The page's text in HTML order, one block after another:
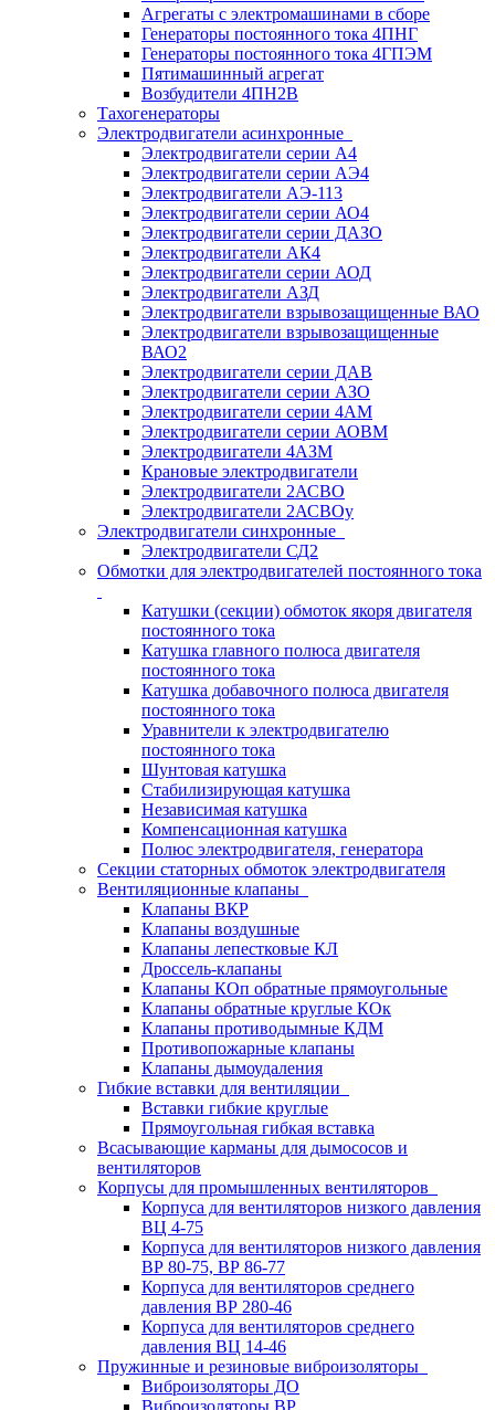
Агрегаты с электромашинами в сборе
Генераторы постоянного тока 4ПНГ
Генераторы постоянного тока 4ГПЭМ
Пятимашинный агрегат
Возбудители 4ПН2В
Тахогенераторы
Электродвигатели асинхронные
Электродвигатели серии А4
Электродвигатели серии АЭ4
Электродвигатели АЭ-113
Электродвигатели серии АО4
Электродвигатели серии ДАЗО
Электродвигатели АК4
Электродвигатели серии АОД
Электродвигатели АЗД
Электродвигатели взрывозащищенные ВАО
Электродвигатели взрывозащищенные
ВАО2
Электродвигатели серии ДАВ
Электродвигатели серии АЗО
Электродвигатели серии 4АМ
Электродвигатели серии АОВМ
Электродвигатели 4АЗМ
Крановые электродвигатели
Электродвигатели 2АСВО
Электродвигатели 2АСВОу
Электродвигатели синхронные
Электродвигатели СД2
Обмотки для электродвигателей постоянного тока
Катушки (секции) обмоток якоря двигателя
постоянного тока
Катушка главного полюса двигателя
постоянного тока
Катушка добавочного полюса двигателя
постоянного тока
Уравнители к электродвигателю
постоянного тока
Шунтовая катушка
Стабилизирующая катушка
Независимая катушка
Компенсационная катушка
Полюс электродвигателя, генератора
Секции статорных обмоток электродвигателя
Вентиляционные клапаны
Клапаны ВКР
Клапаны воздушные
Клапаны лепестковые КЛ
Дроссель-клапаны
Клапаны КОп обратные прямоугольные
Клапаны обратные круглые КОк
Клапаны противодымные КДМ
Противопожарные клапаны
Клапаны дымоудаления
Гибкие вставки для вентиляции
Вставки гибкие круглые
Прямоугольная гибкая вставка
Всасывающие карманы для дымососов и
вентиляторов
Корпусы для промышленных вентиляторов
Корпуса для вентиляторов низкого давления
ВЦ 4-75
Корпуса для вентиляторов низкого давления
ВР 80-75, ВР 86-77
Корпуса для вентиляторов среднего
давления ВР 280-46
Корпуса для вентиляторов среднего
давления ВЦ 14-46
Пружинные и резиновые виброизоляторы
Виброизоляторы ДО
Виброизоляторы ВР